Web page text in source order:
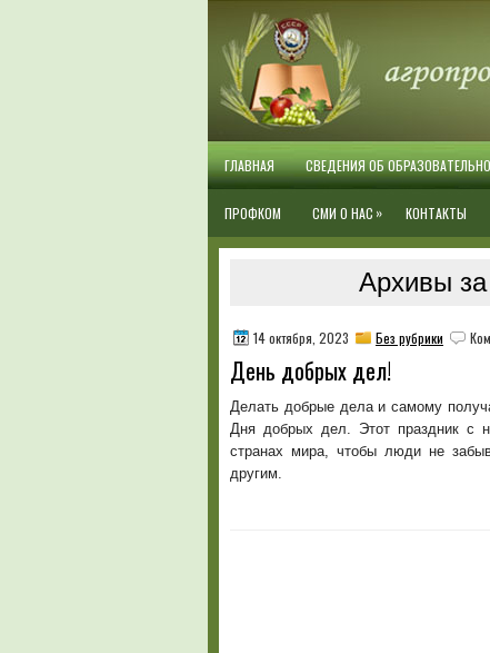
ГЛАВНАЯ СВЕДЕНИЯ ОБ
ПРОФКОМ СМИ О НАС » КОНТАКТЫ
Архивы
14 октября, 2023 Без рубрики
День добрых дел!
Делать добрые дела и самому
Дня добрых дел. Этот праздник с
странах мира, чтобы люди не
другим.